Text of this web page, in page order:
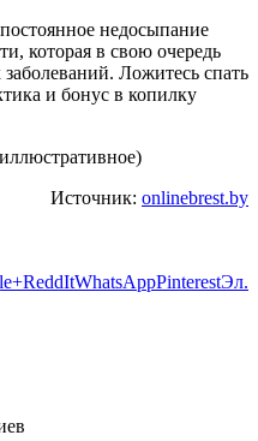
недосыпание
которая в свою очередь
Ложитесь спать
и бонус в копилку
Источник: onlinebrest.by
ReddItWhatsAppPinterestЭл.